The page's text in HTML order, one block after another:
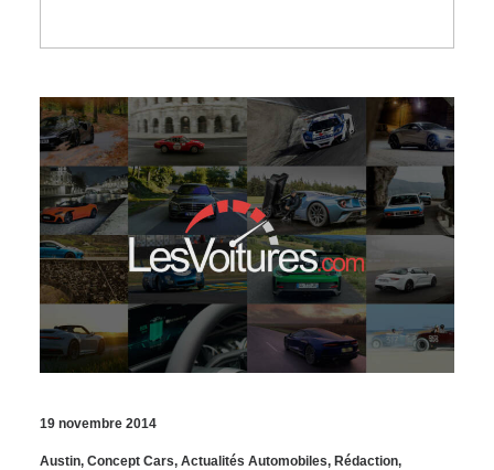
19 novembre 2014
Austin, Concept Cars, Actualités Automobiles, Rédaction,